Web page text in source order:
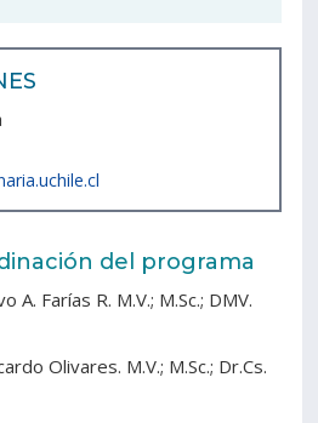
del programa
A. Farías R. M.V.; M.Sc.; DMV.
Olivares. M.V.; M.Sc.; Dr.Cs.